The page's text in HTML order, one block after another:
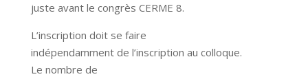
juste avant le congrès CERME 8.
L’inscription doit se faire
indépendamment de l’inscription au colloque.
Le nombre de